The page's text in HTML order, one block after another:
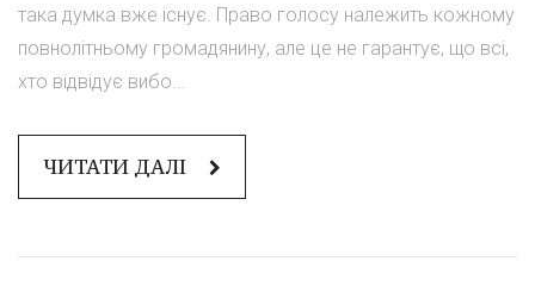
така думка вже існує. Право голосу належить кожному
повнолітньому громадянину, але це не гарантує, що всі,
хто відвідує вибо...
ЧИТАТИ ДАЛІ